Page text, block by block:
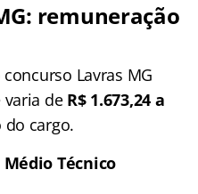
remuneração
Lavras MG
varia de R$ 1.673,24 a
cargo.
Técnico